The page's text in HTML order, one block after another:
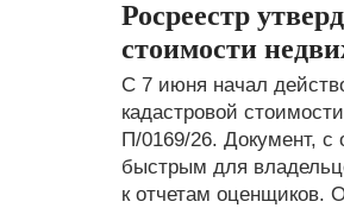
Росреестр
стоимости
С 7 июня начал
кадастровой
П/0169/26. Документ, с
быстрым для
к отчетам оценщиков.